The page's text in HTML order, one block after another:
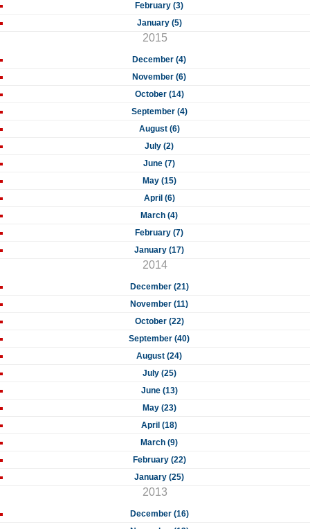
February (3)
January (5)
2015
December (4)
November (6)
October (14)
September (4)
August (6)
July (2)
June (7)
May (15)
April (6)
March (4)
February (7)
January (17)
2014
December (21)
November (11)
October (22)
September (40)
August (24)
July (25)
June (13)
May (23)
April (18)
March (9)
February (22)
January (25)
2013
December (16)